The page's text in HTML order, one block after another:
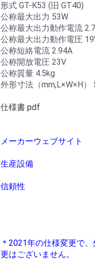
形式 GT-K53 (旧 GT40)
公称最大出力 53W
公称最大出力動作電流
公称最大出力動作電圧
公称短絡電流 2.94A
公称開放電圧 23V
公称質量 4.5kg
外形寸法（mm,L×W×H）
仕様書 pdf
メーカーウェブサイト
生産設備
信頼性
＊2021年の仕様変更で
更はございません。